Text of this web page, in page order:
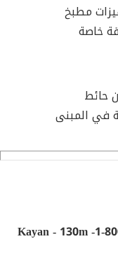
مطبخ
خاصة
حائط
في المبنى
Kayan - 130m -1-